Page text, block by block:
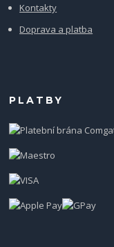
Kontakty
Doprava a platba
PLATBY